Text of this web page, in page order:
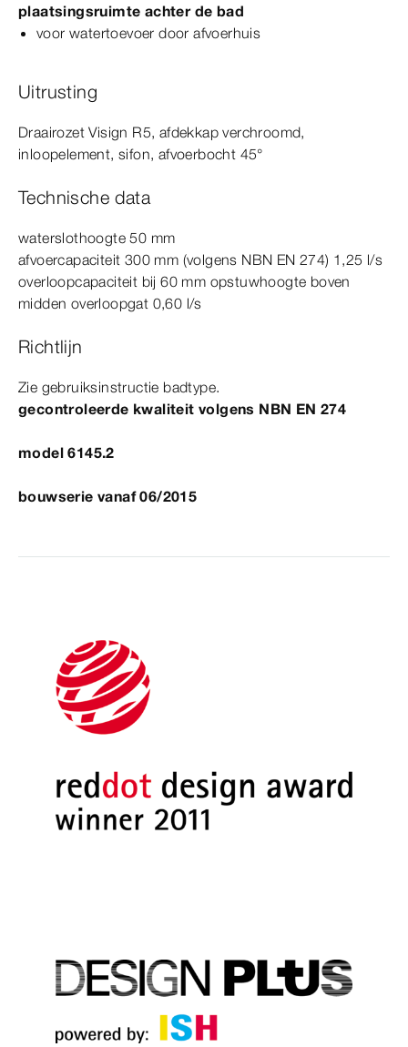
plaatsingsruimte achter de bad
voor watertoevoer door afvoerhuis
Uitrusting
DraairozetVisign R5, afdekkap verchroomd,
inloopelement, sifon, afvoerbocht 45°
Technische data
waterslothoogte 50 mm
afvoercapaciteit 300 mm (volgens NBN EN 274) 1,25 l/s
overloopcapaciteit bij 60 mm opstuwhoogte boven
midden overloopgat 0,60 l/s
Richtlijn
Zie gebruiksinstructie badtype.
gecontroleerde kwaliteit volgens NBN EN 274
model 6145.2
bouwserie vanaf 06/2015